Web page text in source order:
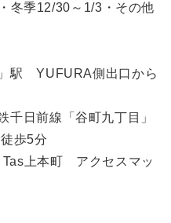
冬季12/30～1/3・その他
駅 YUFURA側出口から
千日前線「谷町九丁目」
歩5分